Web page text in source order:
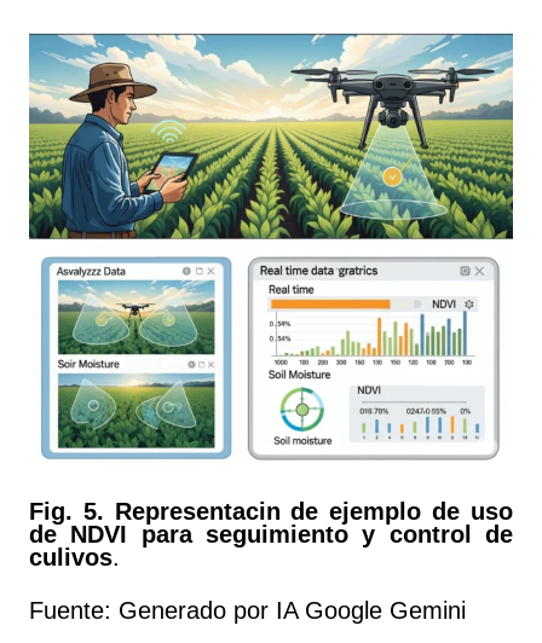
Fig. 5. Representacin de ejemplo de uso
de NDVI para seguimiento y control de
culivos.
Fuente: Generado por IA Google Gemini